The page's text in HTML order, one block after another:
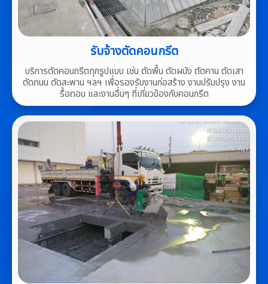
รับจ้างตัดคอนกรีต
บริการตัดคอนกรีตทุกรูปแบบ เช่น ตัดพื้น ตัดผนัง ตัดคาน ตัดเสา
ตัดถนน ตัดสะพาน ฯลฯ เพื่อรองรับงานก่อสร้าง งานปรับปรุง งาน
รื้อถอน และงานอื่นๆ ที่เกี่ยวข้องกับคอนกรีต